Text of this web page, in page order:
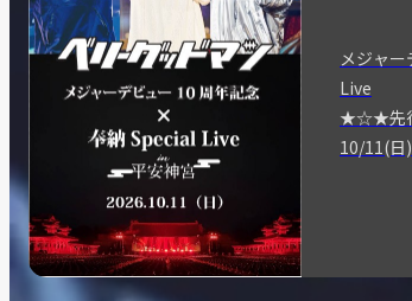
メジャ
Live
★☆★先
10/11(日